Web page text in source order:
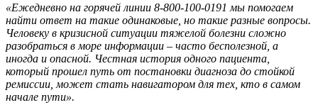
«Ежедневно на горячей линии 8-800-100-0191 мы помогаем
найти ответ на такие одинаковые, но такие разные вопросы.
Человеку в кризисной ситуации тяжелой болезни сложно
разобраться в море информации – часто бесполезной, а
иногда и опасной. Честная история одного пациента,
который прошел путь от постановки диагноза до стойкой
ремиссии, может стать навигатором для тех, кто в самом
начале пути».